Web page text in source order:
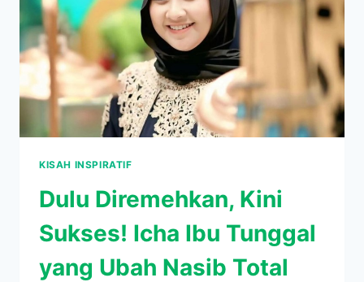
DI
BALIKNYA
KISAH INSPIRATIF
Dulu Diremehkan, Kini
Sukses! Icha Ibu Tunggal
yang Ubah Nasib Total